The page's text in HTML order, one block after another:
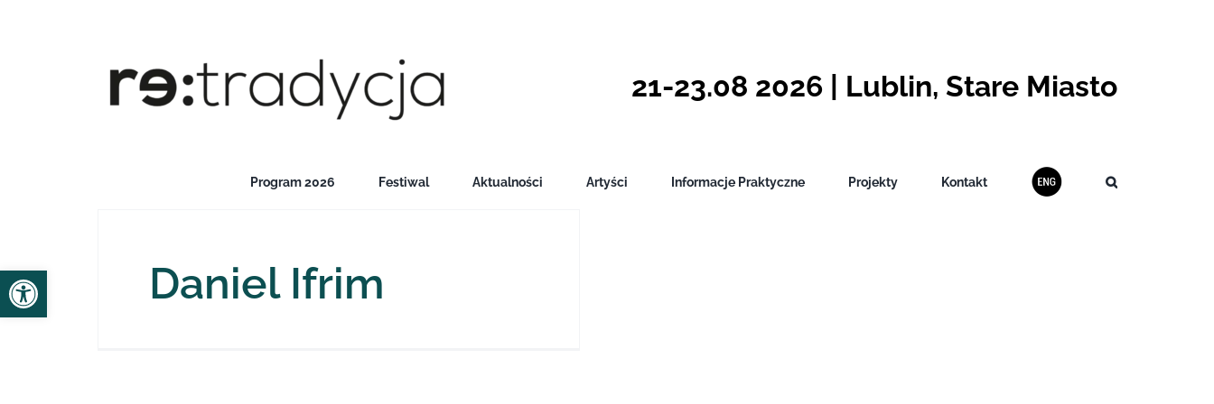
21-23.08 2026 | Lublin, Stare Miasto
Program 2026 Festiwal Aktualności Artyści Informacje Praktyczne Projekty Kontakt
Daniel Ifrim
Open toolbar